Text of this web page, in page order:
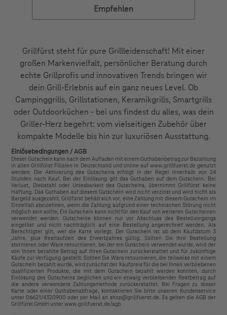
Empfehlen
Grillfürst steht für pure Grillleidenschaft! Mit einer
großen Markenvielfalt, persönlicher Beratung durch
echte Grillprofis und innovativen Trends bringen wir
dein Grill-Erlebnis auf ein ganz neues Level. Ob
Campinggrills, Grillstationen, Keramikgrills, Smartgrills
oder Outdoorküchen - bei uns findest du alles, was dein
Griller-Herz begehrt: vom vielseitigen Zubehör über
kompakte Modelle bis hin zur luxuriösen Ausstattung.
Einlösebedingungen / AGB
Dieser Gutschein kann nach dem Aufladen mit einem Guthabenbetrag zur Bezahlung
in allen Grillfürst Filialen in Deutschland und online auf www.grillfuerst.de genutzt
werden. Die Aktivierung des Gutscheins erfolgt in der Regel innerhalb von 24
Stunden nach Kauf. Bei der Einlösung gilt das Guthaben auf dem Gutschein. Bei
Verlust, Diebstahl oder Unlesbarkeit des Gutscheins, übernimmt Grillfürst keine
Haftung. Das Guthaben auf diesem Gutschein wird nicht verzinst und wird nicht als
Bargeld ausgezahlt. Grillfürst behält sich vor, eine Zahlung mit diesem Gutschein im
Einzelfall abzulehnen, wenn die Zahlung aufgrund einer technischen Störung nicht
möglich sein sollte. Ein Gutschein kann nicht für den Kauf von weiteren Gutscheinen
verwendet werden. Gutscheine können nur vor Abschluss des Bestellvorgangs
eingelöst und nicht nachträglich auf eine Bestellung angerechnet werden. Als
Berechtigter gilt, wer die Karte vorlegt. Der Gutschein ist ab dem Kaufdatum 3
Jahre, plus Restlaufzeit des Erwerbjahres gültig. Sollten Sie Ihre Bestellung
stornieren oder Ware retournieren, bei der ein Gutschein verwendet wurde, wird der
von Ihnen bezahlte Betrag auf Ihren Gutschein zurückerstattet und für zukünftige
Käufe zur Verfügung gestellt. Sollten Sie Ware retournieren, die teilweise mit einem
Gutschein bezahlt wurde, wird zunächst der Kaufpreis für die bei Ihnen verbliebenen
qualifizierten Produkte, die mit dem Gutschein bezahlt werden konnten, durch
Einlösung des Gutscheins beglichen und ein etwaig verbleibender Restbetrag auf
die andere verwendete Zahlungsmethode zurückerstattet. Bei Fragen zu dieser
Karte oder einer Guthabenabfrage, kontaktieren Sie bitte unseren Kundenservice
unter 06621/4320900 oder per Mail an shop@grillfuerst.de. Es gelten die AGB der
Grillfürst GmbH unter www.grillfuerst.de/agb